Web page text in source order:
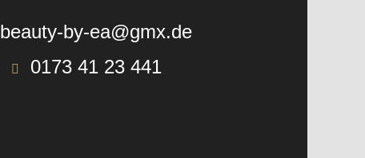
beauty-by-ea@gmx.de
0173 41 23 441